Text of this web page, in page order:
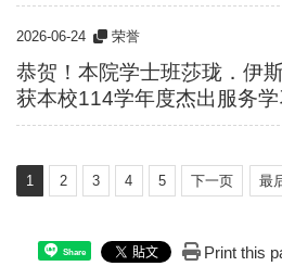
2026-06-24 荣誉
恭贺！本院学士班莎珑．伊
获本校114学年度杰出服务
1 2 3 4 5 下一页 最
Share Print this